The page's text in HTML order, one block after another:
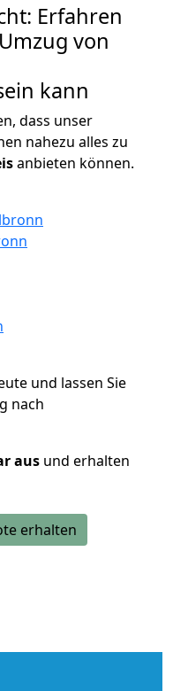
Erfahren
von
kann
dass unser
nahezu alles zu
anbieten können.
und lassen Sie
nach
aus und erhalten
erhalten